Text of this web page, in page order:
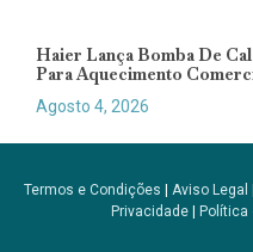
Haier Lança Bomba De
Para Aquecimento
Agosto 4, 2026
Termos e Condições | Aviso Legal |
Privacidade| Política